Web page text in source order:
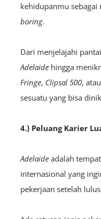
kehidupanmu sebagai
boring.
Dari menjelajahi
Adelaide hingga
Fringe, Clipsal 500,
sesuatu yang bisa
4.) Peluang Karier
Adelaide adalah
internasional yang
pekerjaan setelah